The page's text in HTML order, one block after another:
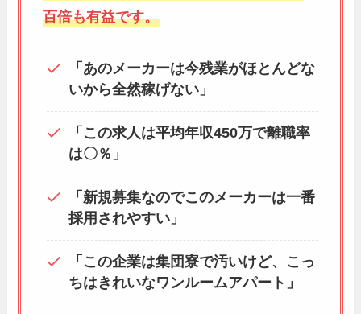
百倍も有益です。
「あのメーカーは今残業がほとんどな
いから全然稼げない」
「この求人は平均年収450万で離職率
は〇％」
「新規募集なのでこのメーカーは一番
採用されやすい」
「この企業は集団寮で汚いけど、こっ
ちはきれいなワンルームアパート」